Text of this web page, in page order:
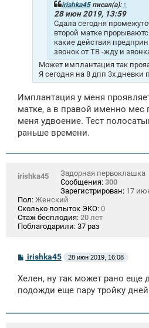
irishka45писал(а): ↑
28 июн 2019, 13:59
Сдала сегодня
второй матке
какие действия
звонок от ТВ -жду и
Может имплантация так
Я сегодня на 8 дпп 3х дневки
Имплантация у меня
матке, а в правой именно мес
меня удвоение. Тест
раньше времени.
irishka45
Задорная первоклашка
Сообщения: 300
Зарегистрирован: 17
Пол: Женский
Сколько попыток ЭКО: 0
Стаж бесплодия: 20 лет
Поблагодарили: 37 раз
С
б
щ
е
и
irishka45 28 июн 2019, 16:08
Хелен, ну так может рано еще
подожди еще пару тройку дней